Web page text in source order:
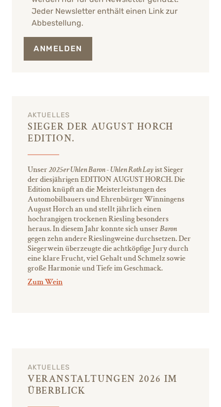
Jeder Newsletter enthält einen Link zur
Abbestellung.
ANMELDEN
AKTUELLES
SIEGER DER AUGUST HORCH
EDITION.
Unser2025er Uhlen Baron - Uhlen Roth Layist Sieger
der diesjährigen EDITION AUGUST HORCH. Die
Edition knüpft an die Meisterleistungen des
Automobilbauers und Ehrenbürger Winningens
August Horch an und stellt jährlich einen
hochrangigen trockenen Riesling besonders
heraus. In diesem Jahr konnte sich unserBaron
gegen zehn andere Rieslingweine durchsetzen. Der
Siegerwein überzeugte die achtköpfige Jury durch
eine klare Frucht, viel Gehalt und Schmelz sowie
große Harmonie und Tiefe im Geschmack.
Zum Wein
AKTUELLES
VERANSTALTUNGEN 2026 IM
ÜBERBLICK